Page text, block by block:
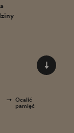
Ocalić
pamięć